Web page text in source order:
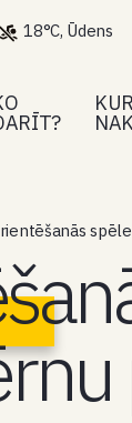
18°C, Ūdens
KUR